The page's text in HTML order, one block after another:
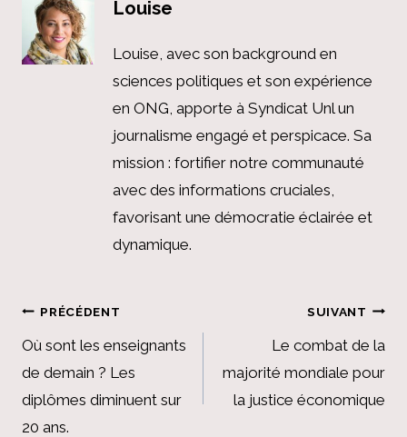
Louise
Louise, avec son background en
sciences politiques et son expérience
en ONG, apporte à Syndicat Unl un
journalisme engagé et perspicace. Sa
mission : fortifier notre communauté
avec des informations cruciales,
favorisant une démocratie éclairée et
dynamique.
Navigation
de
l’article
PRÉCÉDENT
Où sont les enseignants
de demain ? Les
diplômes diminuent sur
20 ans.
SUIVANT
Le combat de la
majorité mondiale pour
la justice économique